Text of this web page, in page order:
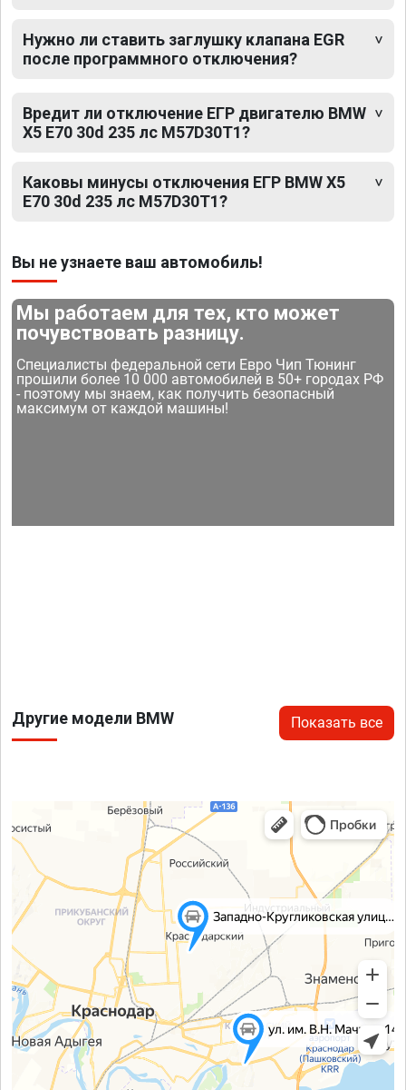
Нужно ли ставить заглушку клапана EGR
после программного отключения?
Вредит ли отключение ЕГР двигателю BMW
X5 E70 30d 235 лс M57D30T1?
Каковы минусы отключения ЕГР BMW X5
E70 30d 235 лс M57D30T1?
Вы не узнаете ваш автомобиль!
Мы работаем для тех, кто может
почувствовать разницу.
Специалисты федеральной сети Евро Чип Тюнинг
прошили более 10 000 автомобилей в 50+ городах РФ
- поэтому мы знаем, как получить безопасный
максимум от каждой машины!
Другие модели BMW Показать все